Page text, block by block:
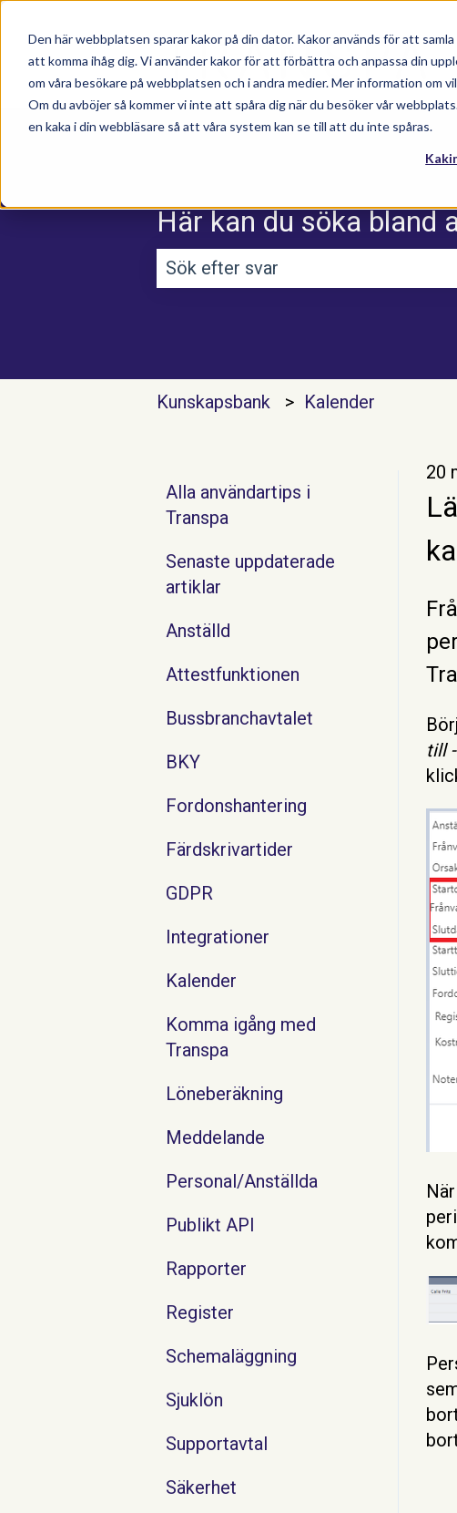
Den här webbplatsen sparar kakor på din dator. Kakor används för att
att komma ihåg dig. Vi använder kakor för att förbättra och anpassa din
om våra besökare på webbplatsen och i andra medier. Mer information om
Om du avböjer så kommer vi inte att spåra dig när du besöker vår
en kaka i din webbläsare så att våra system kan se till att du inte spåras.
Här kan du söka bland
Kunskapsbank Kalender
20
till
Alla användartips i
Transpa
Senaste uppdaterade
artiklar
Anställd
Attestfunktionen
Bussbranchavtalet
BKY
Fordonshantering
Färdskrivartider
GDPR
Integrationer
Kalender
Komma igång med
Transpa
Löneberäkning
Meddelande
Personal/Anställda
Publikt API
Rapporter
Register
Schemaläggning
Sjuklön
Supportavtal
Säkerhet